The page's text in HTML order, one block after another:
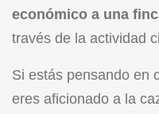
económico a una
través de la actividad
Si estás pensando en
eres aficionado a la